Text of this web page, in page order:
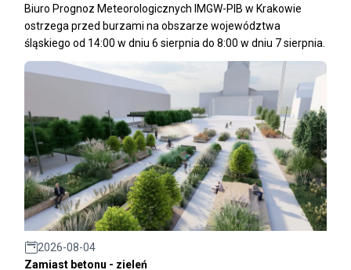
Biuro Prognoz Meteorologicznych IMGW-PIB w Krakowie
ostrzega przed burzami na obszarze województwa
śląskiego od 14:00 w dniu 6 sierpnia do 8:00 w dniu 7 sierpnia.
2026-08-04
Zamiast betonu - zieleń